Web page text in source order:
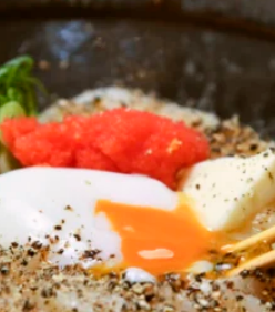
すすめの展覧会
した。おすすめの本